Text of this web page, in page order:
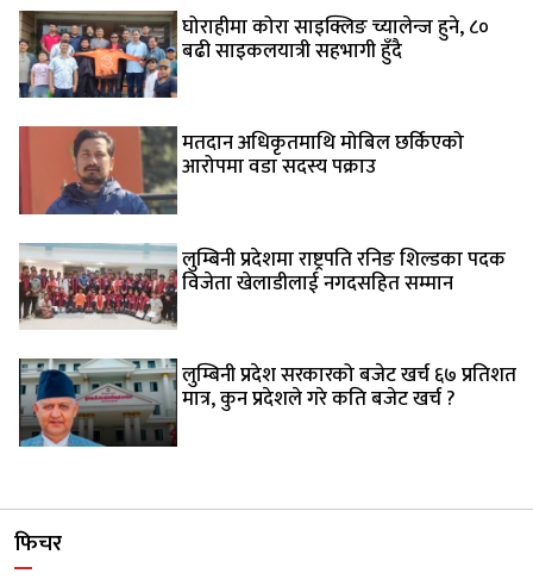
घोराहीमा कोरा साइक्लिङ च्यालेन्ज हुने, ८०
बढी साइकलयात्री सहभागी हुँदै
मतदान अधिकृतमाथि मोबिल छर्किएको
आरोपमा वडा सदस्य पक्राउ
लुम्बिनी प्रदेशमा राष्ट्रपति रनिङ शिल्डका पदक
विजेता खेलाडीलाई नगदसहित सम्मान
लुम्बिनी प्रदेश सरकारको बजेट खर्च ६७ प्रतिशत
मात्र, कुन प्रदेशले गरे कति बजेट खर्च ?
फिचर